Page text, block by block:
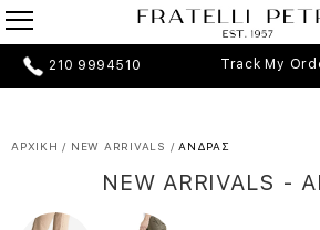
210 9994510 Track My
ΑΡΧΙΚΗ / NEW ARRIVALS / ΑΝΔΡΑΣ
NEW ARRIVALS -